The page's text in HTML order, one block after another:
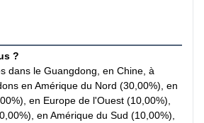
?
dans le Guangdong, en Chine, à
en Amérique du Nord (30,00%), en
en Europe de l'Ouest (10,00%),
en Amérique du Sud (10,00%),